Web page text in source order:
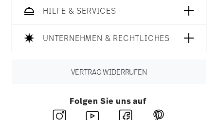
HILFE & SERVICES
UNTERNEHMEN & RECHTLICHES
VERTRAG WIDERRUFEN
Folgen Sie uns auf